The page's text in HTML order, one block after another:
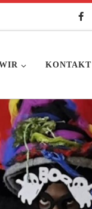
KONTAKT